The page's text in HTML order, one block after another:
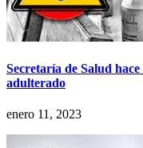
Secretaría de Salud
adulterado
enero 11, 2023